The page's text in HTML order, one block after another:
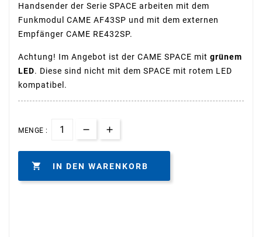
Handsender der Serie SPACE arbeiten mit dem
Funkmodul CAME AF43SP und mit dem externen
Empfänger CAME RE432SP.
Achtung! Im Angebot ist der CAME SPACE mit grünem
LED. Diese sind nicht mit dem SPACE mit rotem LED
kompatibel.
MENGE :
 IN DEN WARENKORB